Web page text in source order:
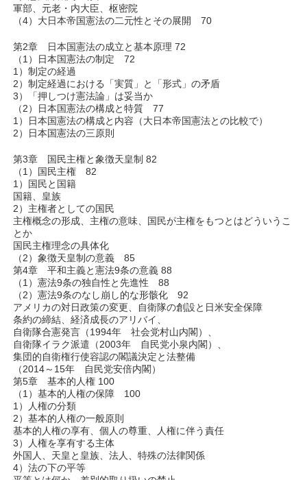
軍部、元老・内大臣、枢密院
（4）大日本帝国憲法の二元性とその展開 70
第2章 日本国憲法の成立と基本原理 72
（1）日本国憲法の制定 72
1）制定の経過
2）制定経過における「実質」と「形式」の矛盾
3）「押しつけ憲法論」は妥当か
（2）日本国憲法の構成と特質 77
1）日本国憲法の構成と内容（大日本帝国憲法との比較で）
2）日本国憲法の三原則
第3章 国民主権と象徴天皇制 82
（1）国民主権 82
1）国民と国籍
国籍、皇族
2）主権者としての国民
主権概念の形成、主権の意味、国民が主権をもつとはどういうこ
とか
国民主権理念の具体化
（2）象徴天皇制の意義 85
第4章 平和主義と憲法9条の意義 88
（1）憲法9条の独自性と先進性 88
（2）憲法9条のなし崩し的な形骸化 92
アメリカの対日政策の変更、自衛隊の創設と日米安全保障
条約の締結、経済成長のアリバイ、
自衛隊合憲発言（1994年 社会党村山内閣）、
自衛隊イラク派遣（2003年 自民党小泉内閣）、
集団的自衛権行使容認の閣議決定と法整備
（2014～15年 自民党安倍内閣）
第5章 基本的人権 100
（1）基本的人権の保障 100
1）人権の分類
2）基本的人権の一般原則
基本的人権の享有、個人の尊重、人権に伴う責任
3）人権を享有する主体
外国人、天皇と皇族、法人、特殊の法律関係
4）法の下の平等